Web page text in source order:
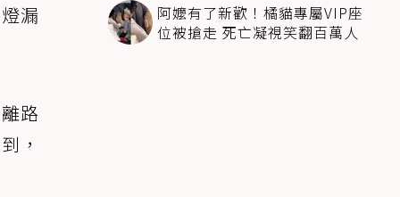
漏
路
，
阿嬤有了新歡！橘貓專屬VIP座
位被搶走 死亡凝視笑翻百萬人